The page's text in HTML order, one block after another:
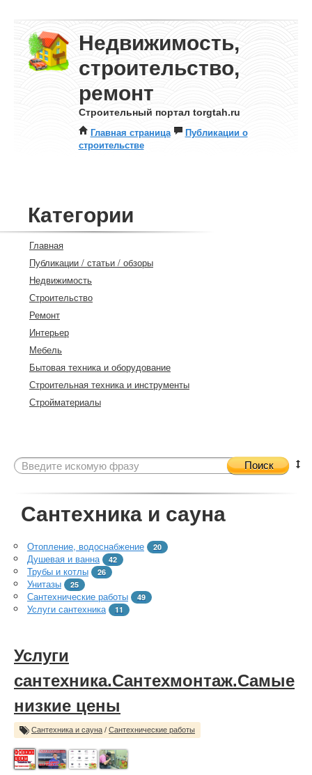
Недвижимость,
строительство,
ремонт
Строительный портал torgtah.ru
Главная страница
Публикации о
строительстве
Категории
Главная
Публикации / статьи / обзоры
Недвижимость
Строительство
Ремонт
Интерьер
Мебель
Бытовая техника и оборудование
Строительная техника и инструменты
Стройматериалы
Поиск
Сантехника и сауна
Отопление, водоснабжение 20
Душевая и ванна 42
Трубы и котлы 26
Унитазы 25
Сантехнические работы 49
Услуги сантехника 11
Услуги
сантехника.Сантехмонтаж.Самые
низкие цены
Сантехника и сауна / Сантехнические работы